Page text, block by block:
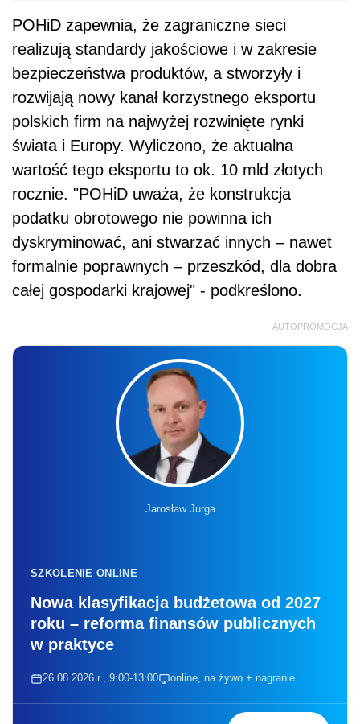
POHiD zapewnia, że zagraniczne sieci
realizują standardy jakościowe i w zakresie
bezpieczeństwa produktów, a stworzyły i
rozwijają nowy kanał korzystnego eksportu
polskich firm na najwyżej rozwinięte rynki
świata i Europy. Wyliczono, że aktualna
wartość tego eksportu to ok. 10 mld złotych
rocznie. "POHiD uważa, że konstrukcja
podatku obrotowego nie powinna ich
dyskryminować, ani stwarzać innych – nawet
formalnie poprawnych – przeszkód, dla dobra
całej gospodarki krajowej" - podkreślono.
AUTOPROMOCJA
Jarosław Jurga
SZKOLENIE ONLINE
Nowa klasyfikacja budżetowa od 2027
roku – reforma finansów publicznych
w praktyce
26.08.2026 r., 9:00-13:00 online, na żywo + nagranie